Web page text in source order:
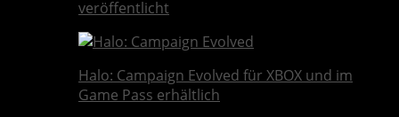
veröffentlicht
Halo: Campaign Evolved für XBOX und im
Game Pass erhältlich